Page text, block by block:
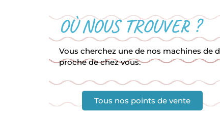
OÙ NOUS TROUVER ?
Vous cherchez une de nos machines de
proche de chez vous.
Tous nos points de vente